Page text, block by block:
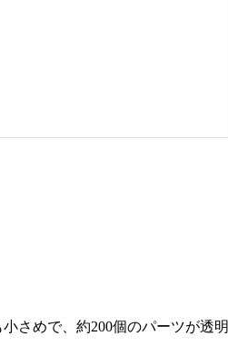
さめで、約200個のパーツが透明